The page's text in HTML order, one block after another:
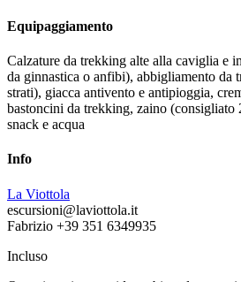
Equipaggiamento
Calzature da trekking alte alla caviglia e
da ginnastica o anfibi), abbigliamento da
strati), giacca antivento e antipioggia,
bastoncini da trekking, zaino (consigliato
snack e acqua
Info
La Viottola
escursioni@laviottola.it
Fabrizio +39 351 6349935
Incluso